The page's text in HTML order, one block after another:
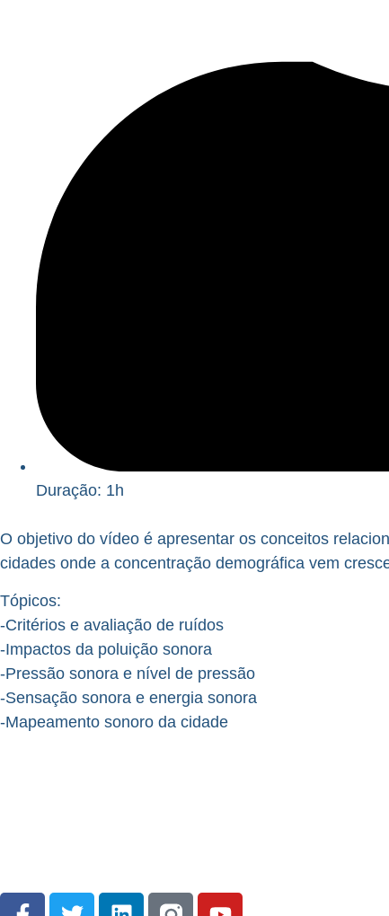
Duração: 1h
O objetivo do vídeo é apresentar os conceitos
cidades onde a concentração demográfica vem
Tópicos:
-Critérios e avaliação de ruídos
-Impactos da poluição sonora
-Pressão sonora e nível de pressão
-Sensação sonora e energia sonora
-Mapeamento sonoro da cidade